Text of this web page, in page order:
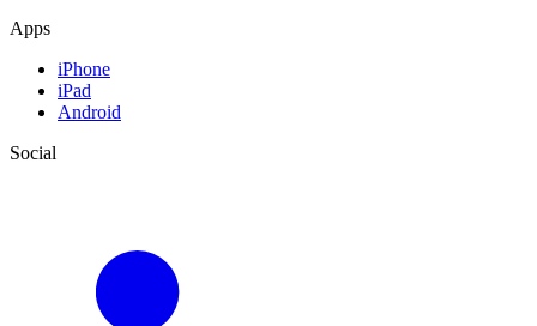
Apps
iPhone
iPad
Android
Social